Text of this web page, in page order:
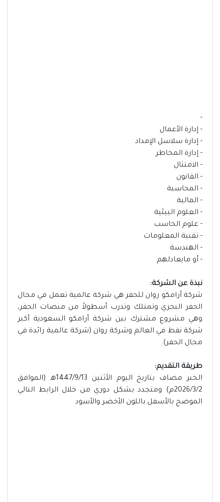
-
- إدارة الأعمال
- إدارة سلاسل الإمداد
- إدارة المخاطر
- الامتثال
- القانون
- المحاسبة
- المالية
- العلوم البيئية
- علوم الحاسب
- تقنية المعلومات
- الهندسة
- أو مايعادلهم
نبذة عن الشركة:
شركة أرامكو روان للحفر هي شركة عالمية تعمل في مجال
الحفر البحري وتمتلك وتدرب أسطولاً من منصات الحفر،
وهي مشروع مشترك بين شركة أرامكو السعودية أكبر
شركة نفط في العالم وشركة روان (شركة عالمية رائدة في
مجال الحفر).
طريقة التقديم:
الخبر مضاف بتاريخ اليوم الأثنين 1447/9/13هـ (الموافق
2026/3/2م) ومتجدد بشكل دوري من خلال الرابط التالي
الموضح بالأسفل باللون الأخضر والأسود